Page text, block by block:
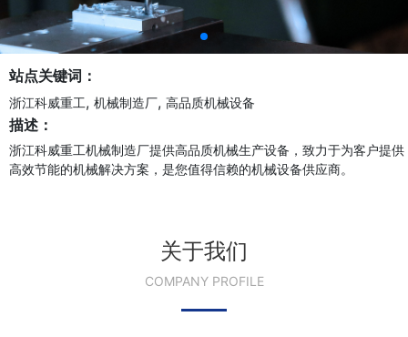
站点关键词：
浙江科威重工, 机械制造厂, 高品质机械设备
描述：
浙江科威重工机械制造厂提供高品质机械生产设备，致力于为客户提供
高效节能的机械解决方案，是您值得信赖的机械设备供应商。
关于我们
COMPANY PROFILE